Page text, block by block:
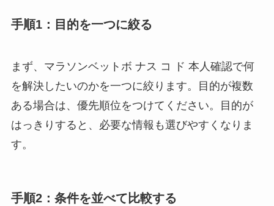
手順1：目的を一つに絞る
まず、マラソンベットボ ナス コ ド 本人確認で何
を解決したいのかを一つに絞ります。目的が複数
ある場合は、優先順位をつけてください。目的が
はっきりすると、必要な情報も選びやすくなりま
す。
手順2：条件を並べて比較する